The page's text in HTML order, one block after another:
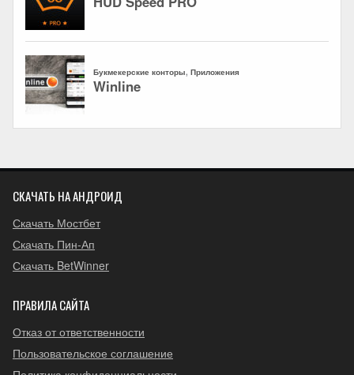
СКАЧАТЬ НА АНДРОИД
Скачать Мостбет
Скачать Пин-Ап
Скачать BetWinner
ПРАВИЛА САЙТА
Отказ от ответственности
Пользовательское соглашение